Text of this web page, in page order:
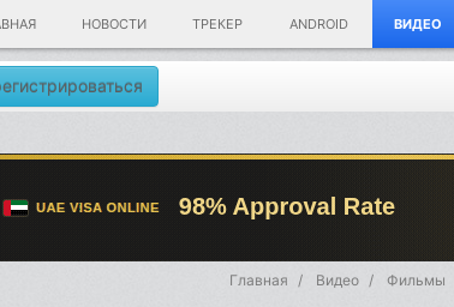
НОВОСТИ ТРЕКЕР ANDROID ВИДЕО
Главная Видео Фильмы